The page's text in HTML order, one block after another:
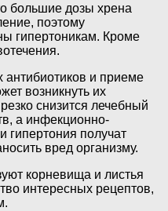
большие дозы хрена
поэтому
гипертоникам. Кроме
антибиотиков и приеме
возникнуть их
снизится лечебный
а инфекционно-
гипертония получат
вред организму.
корневища и листья
интересных рецептов,